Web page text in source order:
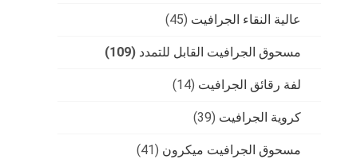
عالية النقاء الجرافيت (45)
مسحوق الجرافيت القابل للتمدد (109)
لفة رقائق الجرافيت (14)
كروية الجرافيت (39)
مسحوق الجرافيت ميكرون (41)